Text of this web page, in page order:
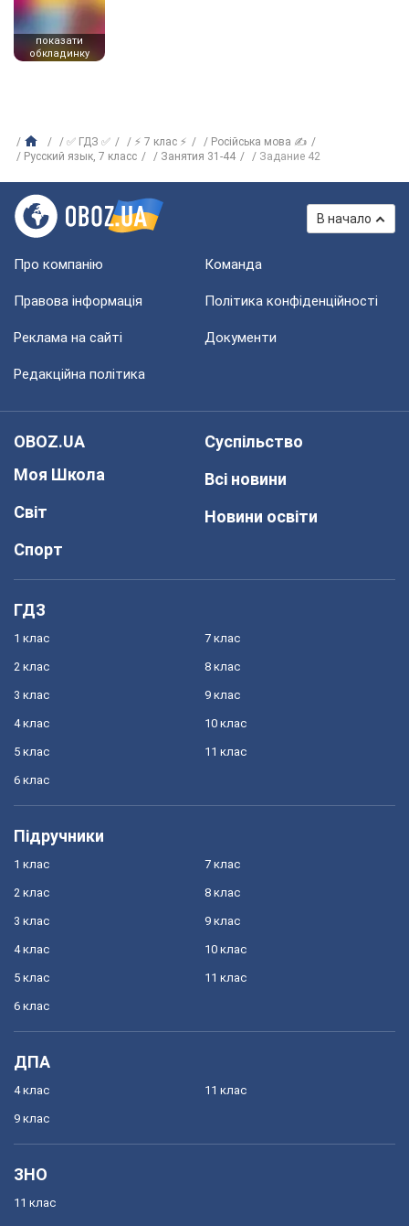
показати
обкладинку
✅ ГДЗ ✅ ⚡ 7 клас ⚡
Російська мова ✍
Русский язык, 7 класс
Занятия 31-44 Задание 42
В начало
Про компанію Команда
Правова інформація Політика конфіденційності
Реклама на сайті Документи
Редакційна політика
OBOZ.UA
Моя Школа
Світ
Спорт
Суспільство
Всі новини
Новини освіти
ГДЗ
1 клас
2 клас
3 клас
4 клас
5 клас
6 клас
7 клас
8 клас
9 клас
10 клас
11 клас
Підручники
1 клас
2 клас
3 клас
4 клас
5 клас
6 клас
7 клас
8 клас
9 клас
10 клас
11 клас
ДПА
4 клас
9 клас
11 клас
ЗНО
11 клас